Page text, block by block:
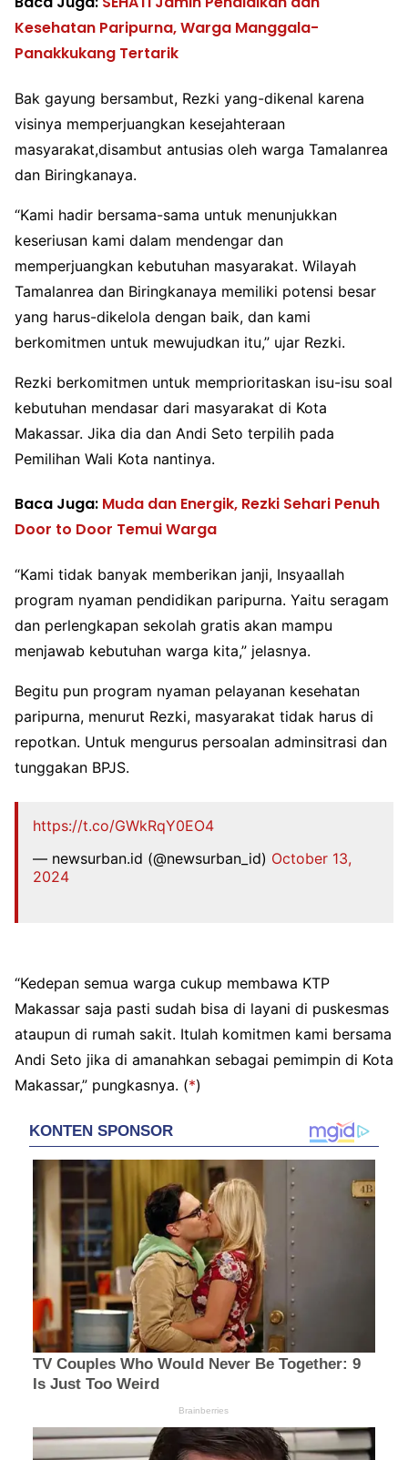
Kesehatan Paripurna, Warga Manggala-
Panakkukang Tertarik
Bak gayung bersambut, Rezki yang-dikenal karena
visinya memperjuangkan kesejahteraan
masyarakat,disambut antusias oleh warga Tamalanrea
dan Biringkanaya.
“Kami hadir bersama-sama untuk menunjukkan
keseriusan kami dalam mendengar dan
memperjuangkan kebutuhan masyarakat. Wilayah
Tamalanrea dan Biringkanaya memiliki potensi besar
yang harus-dikelola dengan baik, dan kami
berkomitmen untuk mewujudkan itu,” ujar Rezki.
Rezki berkomitmen untuk memprioritaskan isu-isu soal
kebutuhan mendasar dari masyarakat di Kota
Makassar. Jika dia dan Andi Seto terpilih pada
Pemilihan Wali Kota nantinya.
Baca Juga: Muda dan Energik, Rezki Sehari Penuh
Door to Door Temui Warga
“Kami tidak banyak memberikan janji, Insyaallah
program nyaman pendidikan paripurna. Yaitu seragam
dan perlengkapan sekolah gratis akan mampu
menjawab kebutuhan warga kita,” jelasnya.
Begitu pun program nyaman pelayanan kesehatan
paripurna, menurut Rezki, masyarakat tidak harus di
repotkan. Untuk mengurus persoalan adminsitrasi dan
tunggakan BPJS.
https://t.co/GWkRqY0EO4
— newsurban.id (@newsurban_id) October 13,
2024
“Kedepan semua warga cukup membawa KTP
Makassar saja pasti sudah bisa di layani di puskesmas
ataupun di rumah sakit. Itulah komitmen kami bersama
Andi Seto jika di amanahkan sebagai pemimpin di Kota
Makassar,” pungkasnya. (*)